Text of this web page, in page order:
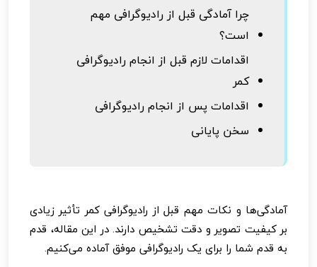
چرا آمادگی قبل از رادیوگرافی مهم
است؟
اقدامات لازم قبل از انجام رادیوگرافی
کمر
اقدامات پس از انجام رادیوگرافی
سخن پایانی
آمادگی‌ها و نکات مهم قبل از رادیوگرافی کمر تأثیر زیادی
بر کیفیت تصویر و دقت تشخیص دارند. در این مقاله، قدم
‌به‌ قدم شما را برای یک رادیوگرافی موفق آماده می‌کنیم.